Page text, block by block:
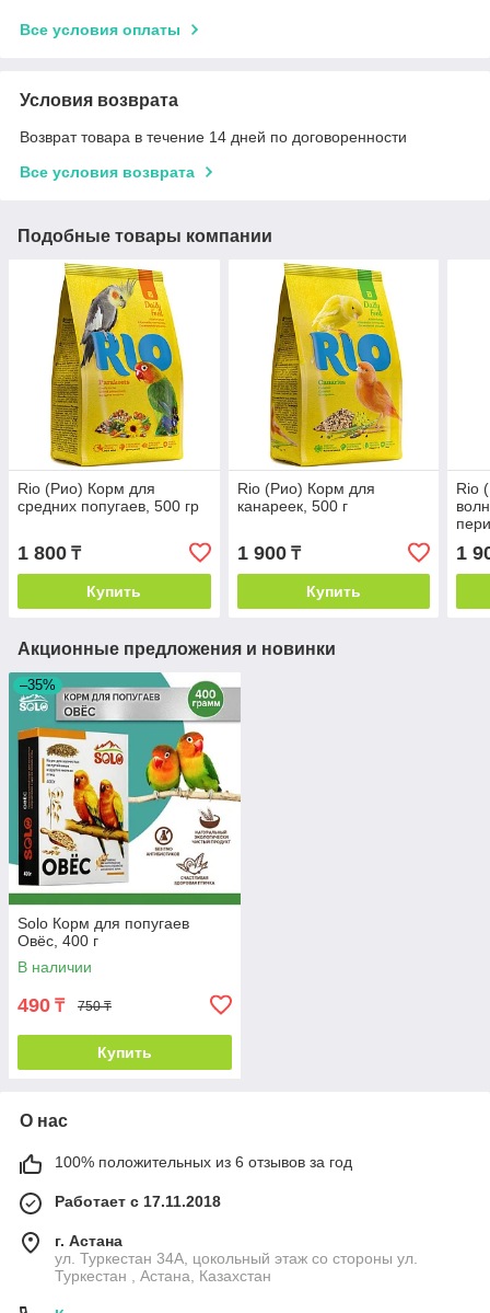
Все условия оплаты
Условия возврата
Возврат товара в течение 14 дней по договоренности
Все условия возврата
Подобные товары компании
Rio (Рио) Корм для
средних попугаев, 500 гр
1 800 ₸
Купить
Rio (Рио) Корм для
канареек, 500 г
1 900₸
Купить
Rio
1
Акционные предложения и новинки
–35%
Solo Корм для попугаев
Овёс, 400 г
В наличии
490 ₸ 750 ₸
Купить
О нас
100% положительных из 6 отзывов за год
Работает с 17.11.2018
г. Астана
ул. Туркестан 34А, цокольный этаж со стороны ул.
Туркестан , Астана, Казахстан